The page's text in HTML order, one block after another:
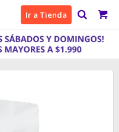
Ir a Tienda